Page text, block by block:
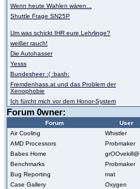
Wenn heute Wahlen wären...
Shuttle Frage SN25P
Um was schickt IHR eure Lehrlinge?
weißer rauch!
Die Autohasser
Yesss
Bundesheer :( :bash:
Fremdenhass.at und das Problem der
Xenophobie
Ich fürcht mich vor dem Honor-System
Forum 0wner:
Forum User
Air Cooling
Whistler
AMD Processors
Probmaker
Babes Home
grOOvekill@
Benchmarks
Probmaker
Bug Reporting
mat
Case Gallery
Oxygen